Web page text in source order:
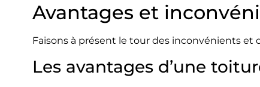
Avantages et
Faisons à présent le tour des inconvénients et
Les avantages d’une